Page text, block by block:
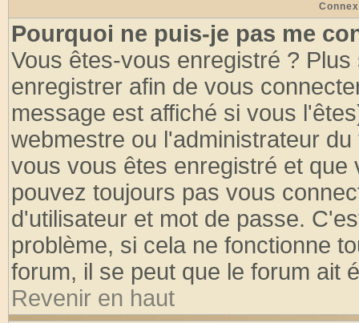
Pourquoi ne puis-je pas me
Vous êtes-vous enregistré ?
enregistrer afin de vous
message est affiché si vous
webmestre ou l'administrateur
vous vous êtes enregistré et
pouvez toujours pas vous
d'utilisateur et mot de passe.
problème, si cela ne fonctionne
forum, il se peut que le forum ait
Revenir en haut